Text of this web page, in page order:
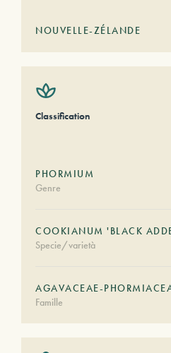
NOUVELLE-ZÉLANDE
Classification
PHORMIUM
Genre
COOKIANUM 'BLACK
Specie/varietà
AGAVACEAE-
Famille